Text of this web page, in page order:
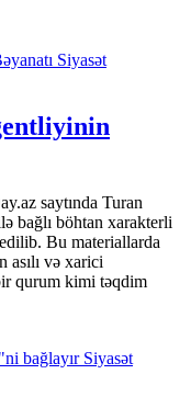
Siyasət
saytında Turan
bağlı böhtan xarakterli
Bu materiallarda
və xarici
qurum kimi təqdim
Siyasət